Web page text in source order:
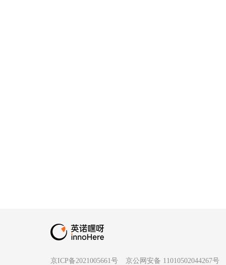
京ICP备2021005661号
京公网安备 11010502044267号